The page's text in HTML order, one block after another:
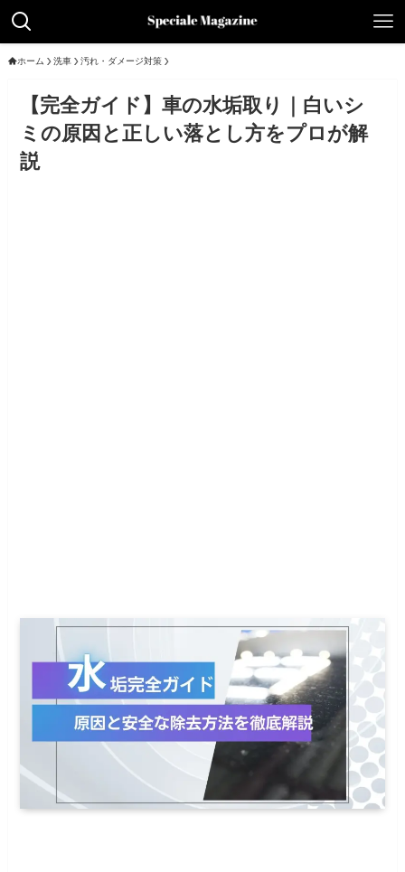
ホーム 洗車 汚れ・ダメージ対策
【完全ガイド】車の水垢取り｜白いシ
ミの原因と正しい落とし方をプロが解
説